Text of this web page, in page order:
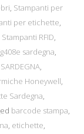
, Stampanti per
per etichette,
Stampanti RFID,
sardegna,
,
Honeywell,
Sardegna,
barcode stampa,
, etichette,